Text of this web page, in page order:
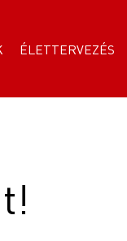
ÉLETTERVEZÉS